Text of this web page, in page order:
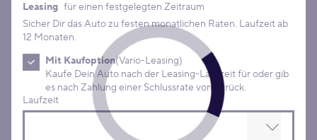
Leasing Konditionen
Leasing für einen festgelegten Zeitraum
Sicher Dir das Auto zu festen monatlichen Raten. Laufzeit ab
12 Monaten.
Mit Kaufoption(Vario-Leasing)
Kaufe Dein Auto nach der Leasing-Laufzeit für oder gib
es nach Zahlung einer Schlussrate von zurück.
Laufzeit